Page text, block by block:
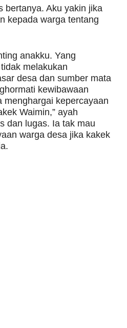
bertanya. Aku yakin jika
kepada warga tentang
anakku. Yang
melakukan
desa dan sumber mata
kewibawaan
menghargai kepercayaan
Waimin,” ayah
dan lugas. Ia tak mau
warga desa jika kakek